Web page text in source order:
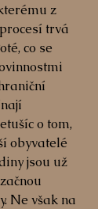
z
trvá
co se
o tom,
obyvatelé
jsou už
Ne však na